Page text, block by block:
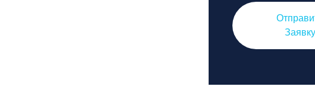
Заявку